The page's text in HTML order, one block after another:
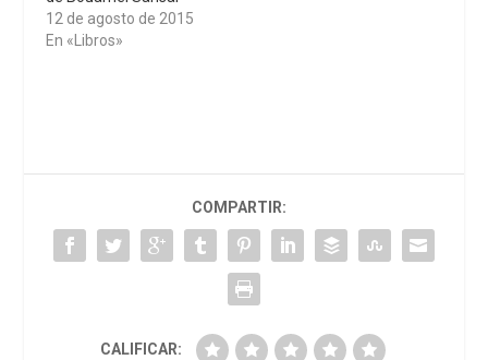
12 de agosto de 2015
En «Libros»
COMPARTIR:
CALIFICAR: